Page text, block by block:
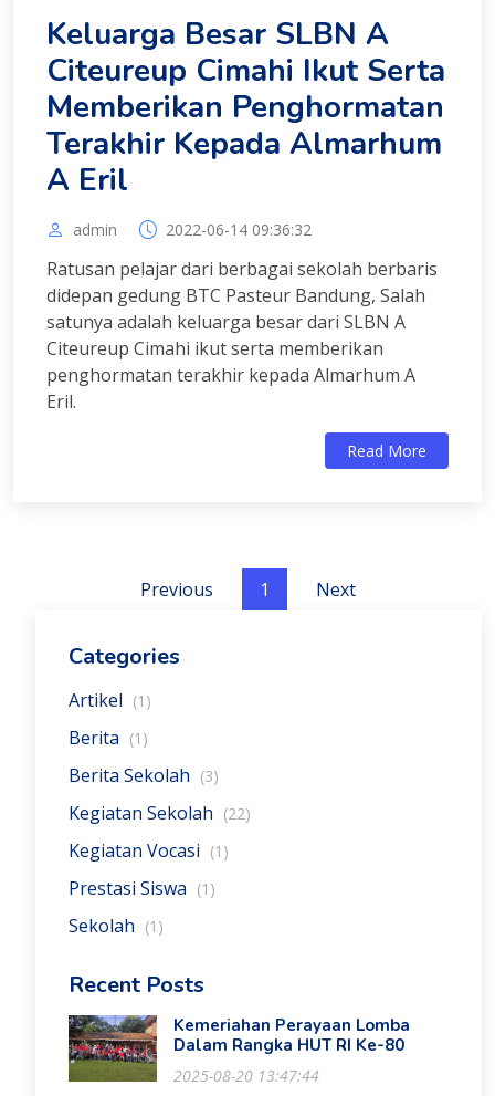
Keluarga Besar SLBN A
Citeureup Cimahi Ikut Serta
Memberikan Penghormatan
Terakhir Kepada Almarhum
A Eril
admin 2022-06-14 09:36:32
Ratusan pelajar dari berbagai sekolah berbaris
didepan gedung BTC Pasteur Bandung, Salah
satunya adalah keluarga besar dari SLBN A
Citeureup Cimahi ikut serta memberikan
penghormatan terakhir kepada Almarhum A
Eril.
Read More
Previous 1 Next
Categories
Artikel (1)
Berita (1)
Berita Sekolah (3)
Kegiatan Sekolah (22)
Kegiatan Vocasi (1)
Prestasi Siswa (1)
Sekolah (1)
Recent Posts
Kemeriahan Perayaan Lomba
Dalam Rangka HUT RI Ke-80
2025-08-20 13:47:44